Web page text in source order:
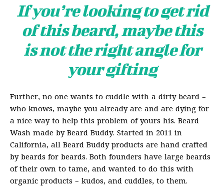
If you’re looking to get rid
of this beard, maybe this
is not the right angle for
your gifting
Further, no one wants to cuddle with a dirty beard –
who knows, maybe you already are and are dying for
a nice way to help this problem of yours his. Beard
Wash made by Beard Buddy. Started in 2011 in
California, all Beard Buddy products are hand crafted
by beards for beards. Both founders have large beards
of their own to tame, and wanted to do this with
organic products – kudos, and cuddles, to them.